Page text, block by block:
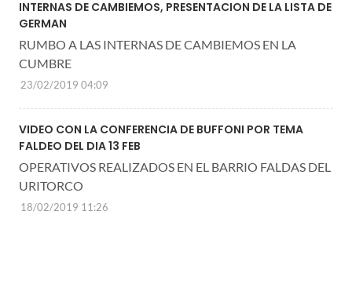
INTERNAS DE CAMBIEMOS, PRESENTACION DE LA LISTA DE
GERMAN
RUMBO A LAS INTERNAS DE CAMBIEMOS EN LA
CUMBRE
23/02/2019 04:09
VIDEO CON LA CONFERENCIA DE BUFFONI POR TEMA
FALDEO DEL DIA 13 FEB
OPERATIVOS REALIZADOS EN EL BARRIO FALDAS DEL
URITORCO
18/02/2019 11:26